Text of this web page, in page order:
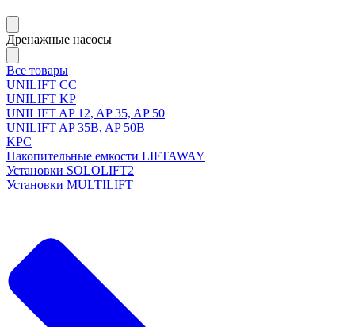
Дренажные насосы
Все товары
UNILIFT CC
UNILIFT KP
UNILIFT AP 12, AP 35, AP 50
UNILIFT AP 35B, AP 50B
KPC
Накопительные емкости LIFTAWAY
Установки SOLOLIFT2
Установки MULTILIFT